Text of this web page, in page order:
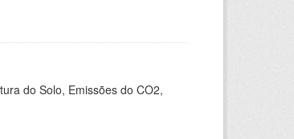
do Solo, Emissões do CO2,